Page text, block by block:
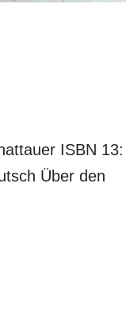
ISBN 13:
Über den